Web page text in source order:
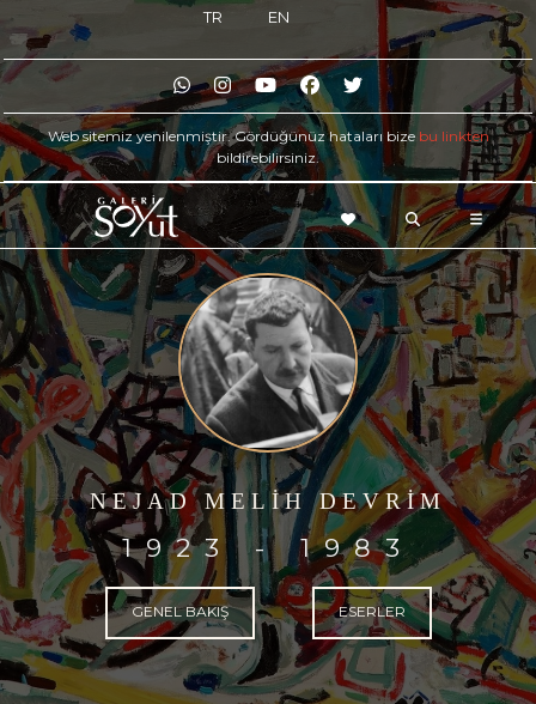
TR EN
Web sitemiz yenilenmiştir. Gördüğünüz hataları bize bu linkten
bildirebilirsiniz.
NEJAD MELİH DEVRİM
1923 - 1983
GENEL BAKIŞ ESERLER